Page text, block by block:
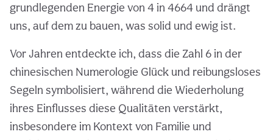
grundlegenden Energie von 4 in 4664 und drängt
uns, auf dem zu bauen, was solid und ewig ist.
Vor Jahren entdeckte ich, dass die Zahl 6 in der
chinesischen Numerologie Glück und reibungsloses
Segeln symbolisiert, während die Wiederholung
ihres Einflusses diese Qualitäten verstärkt,
insbesondere im Kontext von Familie und